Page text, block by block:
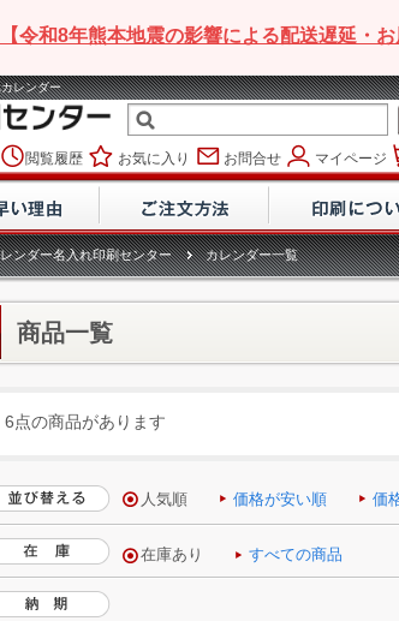
【令和8年熊本地震の影響による配送遅延・お
レンダー
閲覧履歴 お気に入り お問合せ マイページ
ンダー名入れ印刷センター カレンダー一覧
商品一覧
6点の商品があります
人気順 価格が安い順 価